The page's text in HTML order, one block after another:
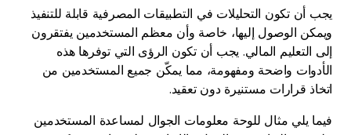
يجب أن تكون التحليلات في التطبيقات المصرفية قابلة للتنفيذ
ويمكن الوصول إليها، خاصة وأن معظم المستخدمين يفتقرون
إلى التعليم المالي. يجب أن تكون الرؤى التي توفرها هذه
الأدوات واضحة ومفهومة، مما يمكّن جميع المستخدمين من
اتخاذ قرارات مستنيرة دون تعقيد.
فيما يلي مثال للوحة معلومات الجوال لمساعدة المستخدمين